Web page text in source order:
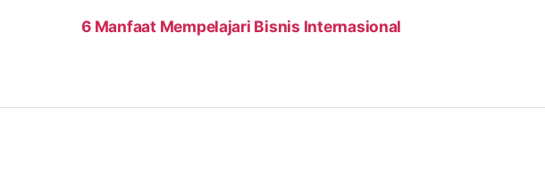
6 Manfaat Mempelajari Bisnis Internasional